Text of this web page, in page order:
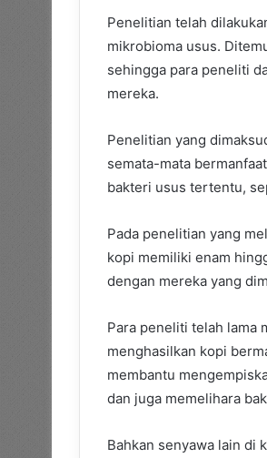
Penelitian telah
mikrobioma usus.
sehingga para peneliti
mereka.
Penelitian yang
semata-mata
bakteri usus tertentu,
Pada penelitian yang
kopi memiliki enam
dengan mereka yang
Para peneliti telah lama
menghasilkan kopi
membantu
dan juga memelihara
Bahkan senyawa lain di